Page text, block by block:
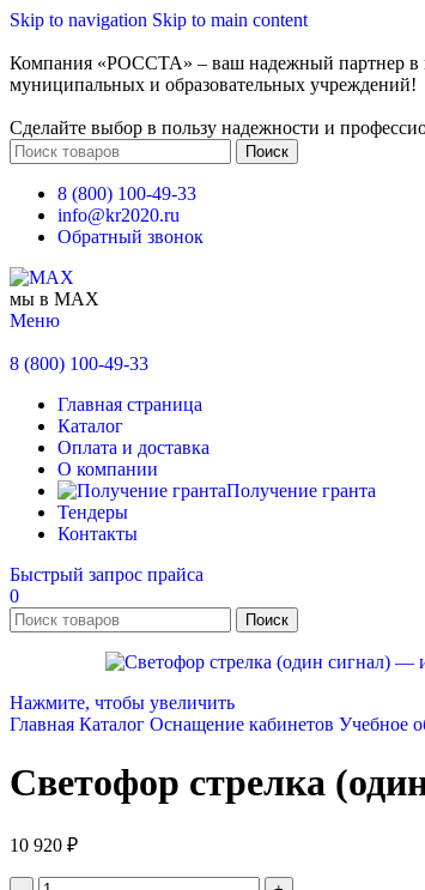
Skip to navigation Skip to main content
Компания «РОССТА» – ваш надежный партнер в
муниципальных и образовательных учреждений!
Сделайте выбор в пользу надежности и
Поиск
8 (800) 100-49-33
info@kr2020.ru
Обратный звонок
мы в MAX
Меню
8 (800) 100-49-33
Главная страница
Каталог
Оплата и доставка
О компании
Получение гранта
Тендеры
Контакты
Быстрый запрос прайса
0
Поиск
Нажмите, чтобы увеличить
Главная Каталог Оснащение кабинетов Учебное
Светофор стрелка
10 920 ₽
Количество